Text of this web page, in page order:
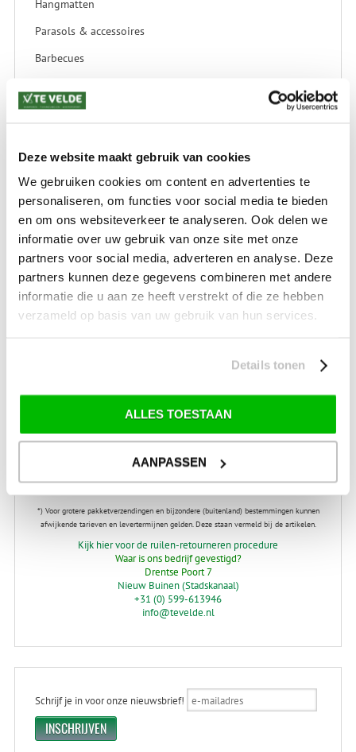
Deze website maakt gebruik van cookies
We gebruiken cookies om content en advertenties te
personaliseren, om functies voor social media te bieden
en om ons websiteverkeer te analyseren. Ook delen we
informatie over uw gebruik van onze site met onze
partners voor social media, adverteren en analyse. Deze
partners kunnen deze gegevens combineren met andere
informatie die u aan ze heeft verstrekt of die ze hebben
verzameld op basis van uw gebruik van hun services.
Details tonen
ALLES TOESTAAN
AANPASSEN
Hangmatten
Parasols & accessoires
Barbecues
Terrasverwarming
SALE
SALE Kamperen
SALE Tuin
SALE Recreatie
SALE Outdoor
GEEN VERZENDKOSTEN BOVEN € 175,-
(bij verzending via Pakketdienst tot 10 kg)*
Levertijd: 2-4 werkdagen
*) Voor grotere pakketverzendingen en bijzondere (buitenland) bestemmingen kunnen
afwijkende tarieven en levertermijnen gelden. Deze staan vermeld bij de artikelen.
Kijk hier voor de ruilen-retourneren procedure
Waar is ons bedrijf gevestigd?
Drentse Poort 7
Nieuw Buinen (Stadskanaal)
+31 (0) 599-613946
info@tevelde.nl
Schrijf je in voor onze nieuwsbrief!